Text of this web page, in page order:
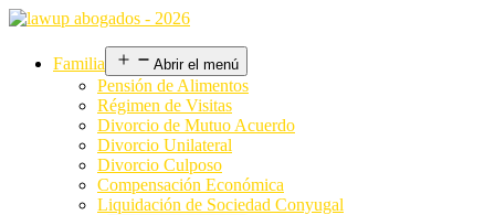
Familia Abrir el menú
Pensión de Alimentos
Régimen de Visitas
Divorcio de Mutuo Acuerdo
Divorcio Unilateral
Divorcio Culposo
Compensación Económica
Liquidación de Sociedad Conyugal